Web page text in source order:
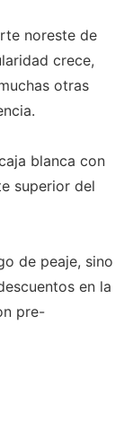
noreste de
crece,
otras
blanca con
superior del
de peaje, sino
en la
pre-